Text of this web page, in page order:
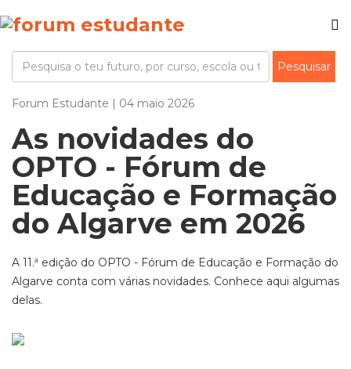
Forum Estudante | 04 maio 2026
As novidades do
OPTO - Fórum de
Educação e Formação
do Algarve em 2026
A 11.ª edição do OPTO - Fórum de Educação e Formação do
Algarve conta com várias novidades. Conhece aqui algumas
delas.